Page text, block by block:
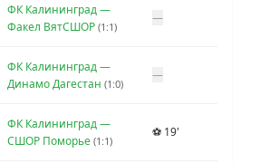
ФК Калининград —
Факел ВятСШОР (1:1)
—
ФК Калининград —
Динамо Дагестан (1:0)
—
ФК Калининград —
СШОР Поморье (1:1)
⚽ 19'